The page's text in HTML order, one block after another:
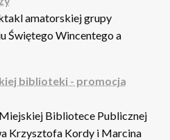
amatorskiej grupy
Świętego Wincentego a
biblioteki - promocja
Bibliotece Publicznej
Krzysztofa Kordy i Marcina